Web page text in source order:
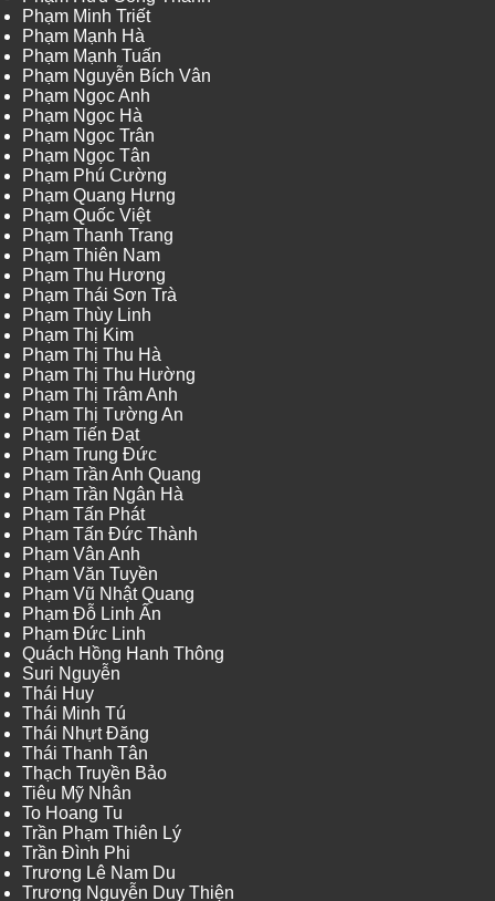
Phạm Minh Triết
Phạm Mạnh Hà
Phạm Mạnh Tuấn
Phạm Nguyễn Bích Vân
Phạm Ngọc Anh
Phạm Ngọc Hà
Phạm Ngọc Trân
Phạm Ngọc Tân
Phạm Phú Cường
Phạm Quang Hưng
Phạm Quốc Việt
Phạm Thanh Trang
Phạm Thiên Nam
Phạm Thu Hương
Phạm Thái Sơn Trà
Phạm Thùy Linh
Phạm Thị Kim
Phạm Thị Thu Hà
Phạm Thị Thu Hường
Phạm Thị Trâm Anh
Phạm Thị Tường An
Phạm Tiến Đạt
Phạm Trung Đức
Phạm Trần Anh Quang
Phạm Trần Ngân Hà
Phạm Tấn Phát
Phạm Tấn Đức Thành
Phạm Vân Anh
Phạm Văn Tuyền
Phạm Vũ Nhật Quang
Phạm Đỗ Linh Ấn
Phạm Đức Linh
Quách Hồng Hanh Thông
Suri Nguyễn
Thái Huy
Thái Minh Tú
Thái Nhựt Đăng
Thái Thanh Tân
Thạch Truyền Bảo
Tiêu Mỹ Nhân
To Hoang Tu
Trần Phạm Thiên Lý
Trần Đình Phi
Trương Lê Nam Du
Trương Nguyễn Duy Thiện